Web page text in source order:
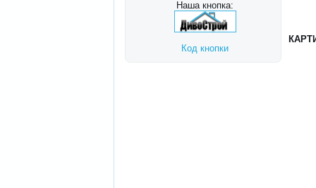
Наша кнопка:
Код кнопки